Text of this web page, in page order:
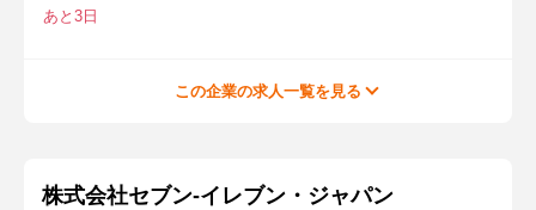
あと3日
この企業の求人一覧を見る
株式会社セブン-イレブン・ジャパン